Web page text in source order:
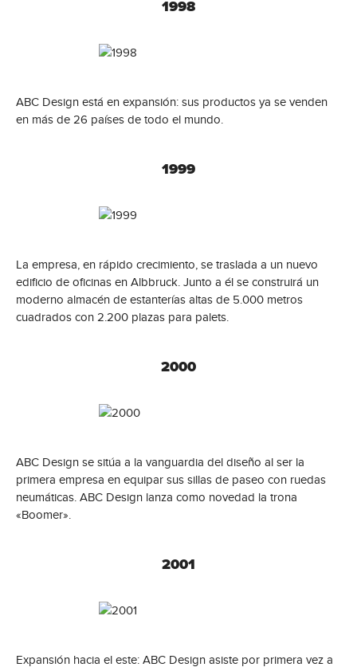
1998
ABC Design está en expansión: sus productos ya se venden
en más de 26 países de todo el mundo.
1999
La empresa, en rápido crecimiento, se traslada a un nuevo
edificio de oficinas en Albbruck. Junto a él se construirá un
moderno almacén de estanterías altas de 5.000 metros
cuadrados con 2.200 plazas para palets.
2000
ABC Design se sitúa a la vanguardia del diseño al ser la
primera empresa en equipar sus sillas de paseo con ruedas
neumáticas. ABC Design lanza como novedad la trona
«Boomer».
2001
Expansión hacia el este: ABC Design asiste por primera vez a